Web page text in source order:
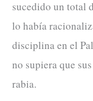
sucedido un total
lo había
disciplina en el
no supiera que
rabia.